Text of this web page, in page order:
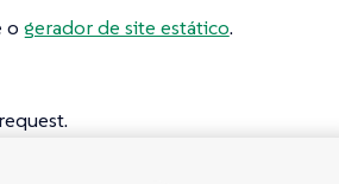
o gerador de site estático.